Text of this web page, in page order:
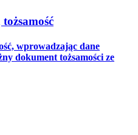
wprowadzając dane
dokument tożsamości ze